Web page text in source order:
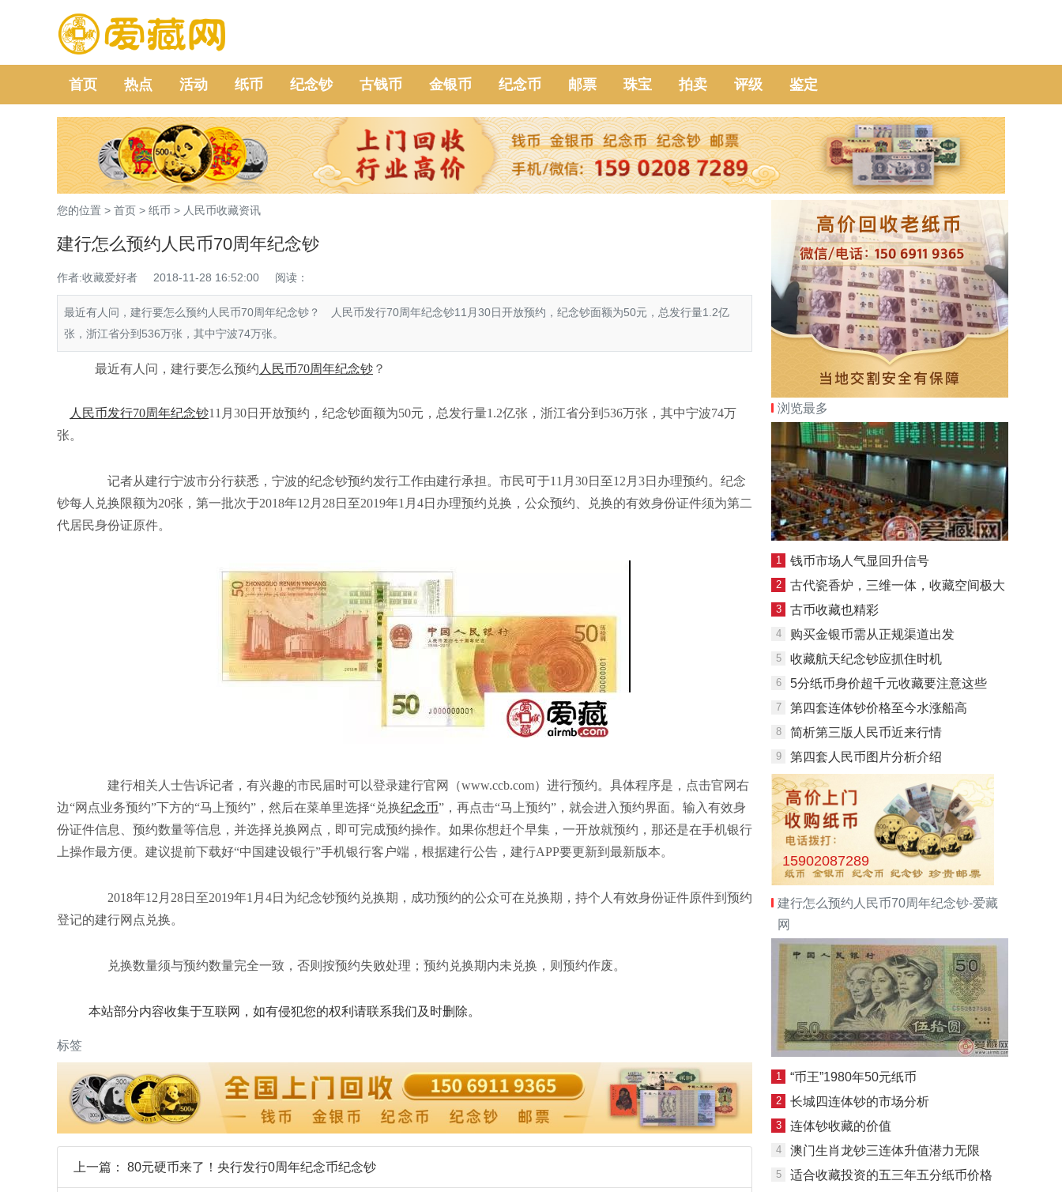
首页 热点 活动 纸币 纪念钞 古钱币 金银币 纪念币 邮票 珠宝 拍卖 评级 鉴定
您的位置 > 首页 > 纸币 > 人民币收藏资讯
建行怎么预约人民币70周年纪念钞
作者:收藏爱好者 2018-11-28 16:52:00 阅读：
最近有人问，建行要怎么预约人民币70周年纪念钞？ 人民币发行70周年纪念钞11月30日开放预约，纪念钞面额为50元，总发行量1.2亿
张，浙江省分到536万张，其中宁波74万张。
最近有人问，建行要怎么预约 人民币70周年纪念钞 ？
人民币发行70周年纪念钞11月30日开放预约，纪念钞面额为50元，总发行量1.2亿张，浙江省分到536万张，其中宁波74万
张。
记者从建行宁波市分行获悉，宁波的纪念钞预约发行工作由建行承担。市民可于11月30日至12月3日办理预约。纪念
钞每人兑换限额为20张，第一批次于2018年12月28日至2019年1月4日办理预约兑换，公众预约、兑换的有效身份证件须为第二
代居民身份证原件。
建行相关人士告诉记者，有兴趣的市民届时可以登录建行官网（www.ccb.com）进行预约。具体程序是，点击官网右
边“网点业务预约”下方的“马上预约”，然后在菜单里选择“兑换纪念币”，再点击“马上预约”，就会进入预约界面。输入有效身
份证件信息、预约数量等信息，并选择兑换网点，即可完成预约操作。如果你想赶个早集，一开放就预约，那还是在手机银行
上操作最方便。建议提前下载好“中国建设银行”手机银行客户端，根据建行公告，建行APP要更新到最新版本。
2018年12月28日至2019年1月4日为纪念钞预约兑换期，成功预约的公众可在兑换期，持个人有效身份证件原件到预约
登记的建行网点兑换。
兑换数量须与预约数量完全一致，否则按预约失败处理；预约兑换期内未兑换，则预约作废。
本站部分内容收集于互联网，如有侵犯您的权利请联系我们及时删除。
标签
上一篇： 80元硬币来了！央行发行0周年纪念币纪念钞
浏览最多
1 钱币市场人气显回升信号
2 古代瓷香炉，三维一体，收藏空间极大
3 古币收藏也精彩
4 购买金银币需从正规渠道出发
5 收藏航天纪念钞应抓住时机
6 5分纸币身价超千元收藏要注意这些
7 第四套连体钞价格至今水涨船高
8 简析第三版人民币近来行情
9 第四套人民币图片分析介绍
15902087289
建行怎么预约人民币70周年纪念钞-爱藏
网
1 “币王”1980年50元纸币
2 长城四连体钞的市场分析
3 连体钞收藏的价值
4 澳门生肖龙钞三连体升值潜力无限
5 适合收藏投资的五三年五分纸币价格